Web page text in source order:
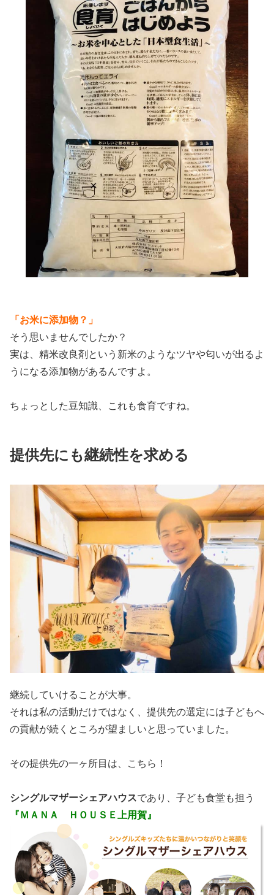
「お米に添加物？」
そう思いませんでしたか？
実は、精米改良剤という新米のようなツヤや匂いが出るよ
うになる添加物があるんですよ。
ちょっとした豆知識、これも食育ですね。
提供先にも継続性を求める
継続していけることが大事。
それは私の活動だけではなく、提供先の選定には子どもへ
の貢献が続くところが望ましいと思っていました。
その提供先の一ヶ所目は、こちら！
シングルマザーシェアハウスであり、子ども食堂も担う
『ＭＡＮＡ ＨＯＵＳＥ上用賀』